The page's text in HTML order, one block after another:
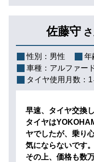
佐藤守
性別： 男性 年
車種： アルファー
タイヤ使用月数： 1
早速、タイヤ交換
タイヤは
ヤでしたが、乗り
気にならないです。
その上、価格も数